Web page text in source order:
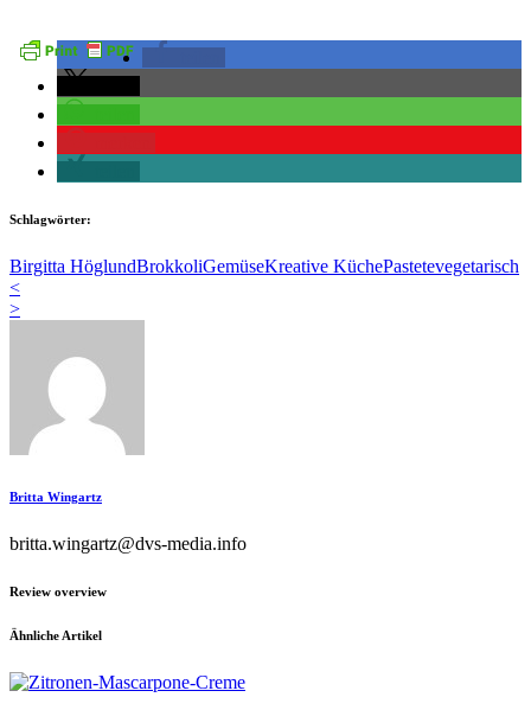
Schlagwörter:
Birgitta HöglundBrokkoliGemüseKreative KüchePastetevegetarisch
<
>
Britta Wingartz
britta.wingartz@dvs-media.info
Review overview
Ähnliche Artikel